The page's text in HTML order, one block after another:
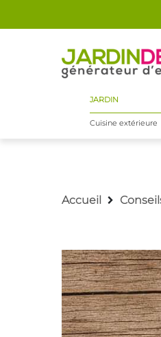
JARDIN
Cuisine extérieure
Accueil